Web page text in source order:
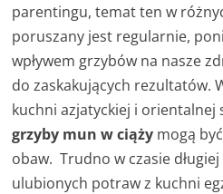
parentingu, temat ten w
poruszany jest regularnie,
wpływem grzybów na nasze
do zaskakujących rezultatów.
kuchni azjatyckiej i orientalnej
grzyby mun w ciąży mogą
obaw. Trudno w czasie
ulubionych potraw z kuchni